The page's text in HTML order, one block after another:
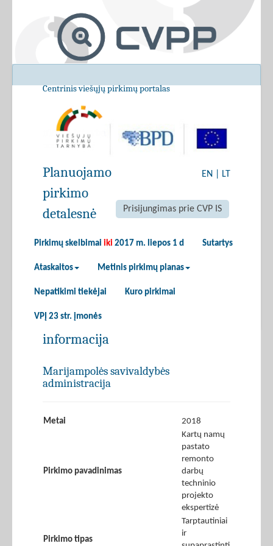
Centrinis viešųjų pirkimų portalas
EN LT
Prisijungimas prie CVP IS
Pirkimų skelbimai iki 2017 m. liepos 1 d Sutartys
Ataskaitos Metinis pirkimų planas
Nepatikimi tiekėjai Kuro pirkimai
VPĮ 23 str. įmonės
Planuojamo
pirkimo
detalesnė
informacija
Marijampolės savivaldybės
administracija
Metai 2018
Pirkimo pavadinimas
Kartų namų
pastato
remonto
darbų
techninio
projekto
ekspertizė
Pirkimo tipas
Tarptautiniai
ir